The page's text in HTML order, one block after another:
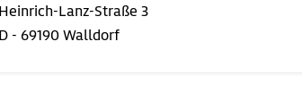
Heinrich-Lanz-Straße 3
D - 69190 Walldorf